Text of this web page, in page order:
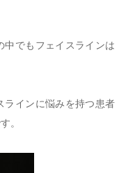
中でもフェイスラインは
ラインに悩みを持つ患者
。